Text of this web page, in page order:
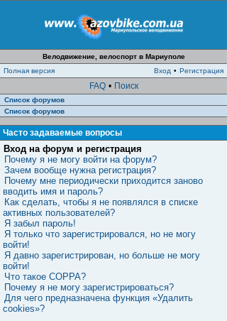
Велодвижение, велоспорт в Мариуполе
Полная версия
Вход • Регистрация
FAQ • Поиск
Список форумов
Список форумов
Часто задаваемые вопросы
Вход на форум и регистрация
Почему я не могу войти на форум?
Зачем вообще нужна регистрация?
Почему мне периодически приходится заново
вводить имя и пароль?
Как сделать, чтобы я не появлялся в списке
активных пользователей?
Я забыл пароль!
Я только что зарегистрировался, но не могу
войти!
Я давно зарегистрирован, но больше не могу
войти!
Что такое COPPA?
Почему я не могу зарегистрироваться?
Для чего предназначена функция «Удалить
cookies»?